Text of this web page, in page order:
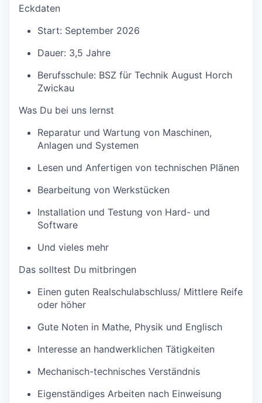
Eckdaten
Start: September 2026
Dauer: 3,5 Jahre
Berufsschule: BSZ für Technik August Horch
Zwickau
Was Du bei uns lernst
Reparatur und Wartung von Maschinen,
Anlagen und Systemen
Lesen und Anfertigen von technischen Plänen
Bearbeitung von Werkstücken
Installation und Testung von Hard- und
Software
Und vieles mehr
Das solltest Du mitbringen
Einen guten Realschulabschluss/ Mittlere Reife
oder höher
Gute Noten in Mathe, Physik und Englisch
Interesse an handwerklichen Tätigkeiten
Mechanisch-technisches Verständnis
Eigenständiges Arbeiten nach Einweisung